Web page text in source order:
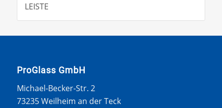
LEISTE
ProGlass GmbH
Michael-Becker-Str. 2
73235 Weilheim an der Teck